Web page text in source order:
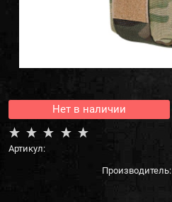
Нет в наличии
Артикул:
Производитель: